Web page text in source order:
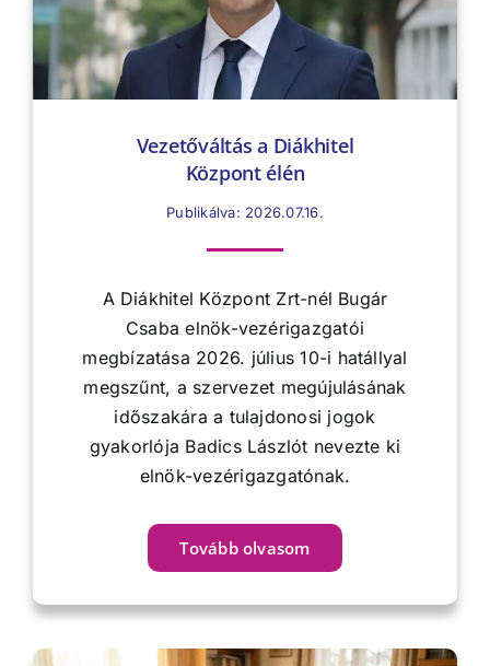
Vezetőváltás a Diákhitel
Központ élén
Publikálva: 2026.07.16.
A Diákhitel Központ Zrt-nél Bugár
Csaba elnök-vezérigazgatói
megbízatása 2026. július 10-i hatállyal
megszűnt, a szervezet megújulásának
időszakára a tulajdonosi jogok
gyakorlója Badics Lászlót nevezte ki
elnök-vezérigazgatónak.
Tovább olvasom